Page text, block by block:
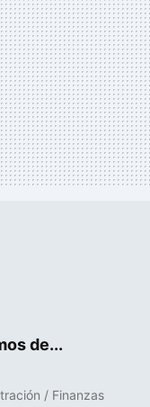
de...
/ Finanzas